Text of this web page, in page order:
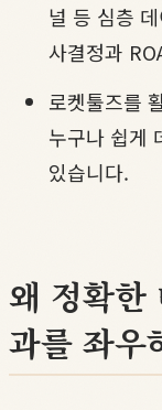
널 등 심층
사결정과
로켓툴즈를
누구나 쉽게
있습니다.
왜 정확한
과를 좌우